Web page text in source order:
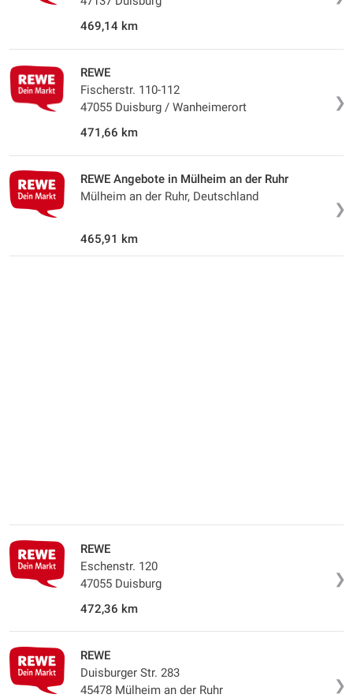
469,14 km
❯
REWE
Fischerstr. 110-112
47055 Duisburg / Wanheimerort
471,66 km
❯
REWE Angebote in Mülheim an der Ruhr
Mülheim an der Ruhr, Deutschland
465,91 km
❯
REWE
Eschenstr. 120
47055 Duisburg
472,36 km
❯
REWE
Duisburger Str. 283
45478 Mülheim an der Ruhr